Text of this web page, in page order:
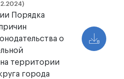
Порядка
о
территории
города